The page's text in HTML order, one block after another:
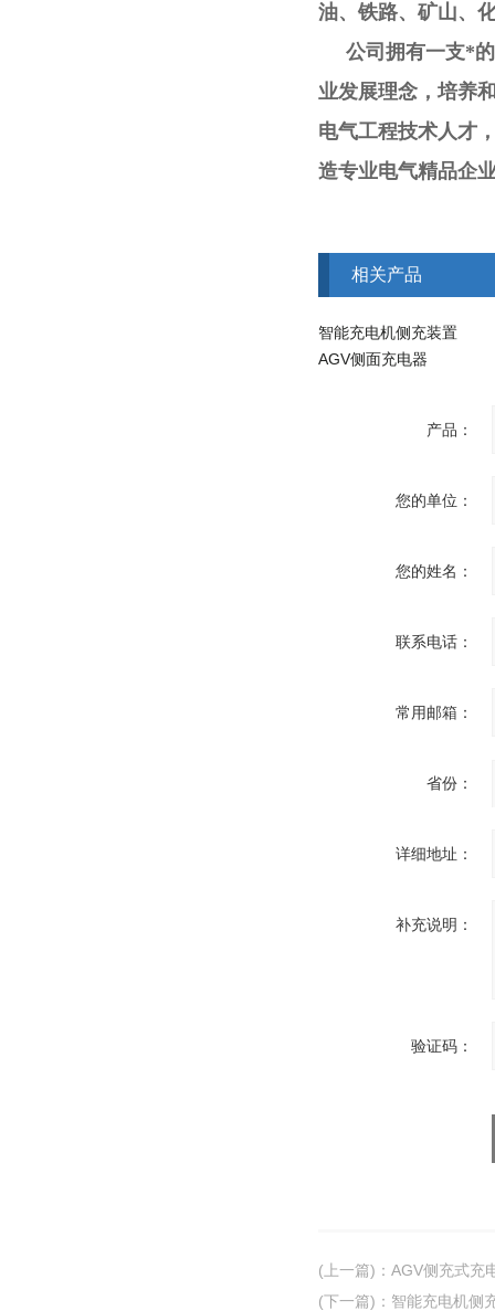
油、铁路、矿山、
公司拥有一支*的
业发展理念，培养
电气工程技术人才
造专业电气精品企
相关产品
智能充电机侧充装置
AGV侧面充电器
产品：
您的单位：
您的姓名：
联系电话：
常用邮箱：
省份：
详细地址：
补充说明：
验证码：
(上一篇) ： AGV侧充式充
(下一篇) ： 智能充电机侧